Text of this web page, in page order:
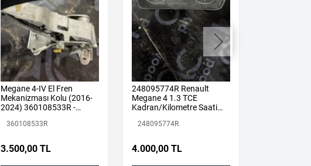
Megane 4-IV El Fren
Mekanizması Kolu (2016-
2024) 360108533R -
360108533R
3.500,00 TL
248095774R Renault
Megane 4 1.3 TCE
Kadran/Kilometre Saati
248095774R
4.000,00 TL